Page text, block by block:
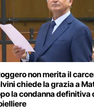
non merita il
chiede la grazia a
la condanna definitiva